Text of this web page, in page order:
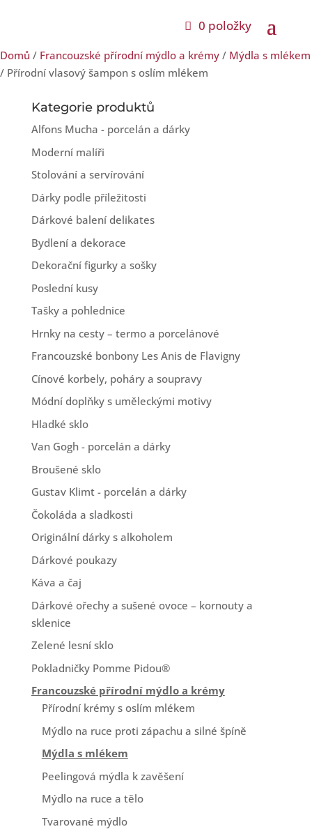
0 položky
Domů / Francouzské přírodní mýdlo a krémy / Mýdla s mlékem
/ Přírodní vlasový šampon s oslím mlékem
Kategorie produktů
Alfons Mucha - porcelán a dárky
Moderní malíři
Stolování a servírování
Dárky podle příležitosti
Dárkové balení delikates
Bydlení a dekorace
Dekorační figurky a sošky
Poslední kusy
Tašky a pohlednice
Hrnky na cesty – termo a porcelánové
Francouzské bonbony Les Anis de Flavigny
Cínové korbely, poháry a soupravy
Módní doplňky s uměleckými motivy
Hladké sklo
Van Gogh - porcelán a dárky
Broušené sklo
Gustav Klimt - porcelán a dárky
Čokoláda a sladkosti
Originální dárky s alkoholem
Dárkové poukazy
Káva a čaj
Dárkové ořechy a sušené ovoce – kornouty a
sklenice
Zelené lesní sklo
Pokladničky Pomme Pidou®
Francouzské přírodní mýdlo a krémy
Přírodní krémy s oslím mlékem
Mýdlo na ruce proti zápachu a silné špíně
Mýdla s mlékem
Peelingová mýdla k zavěšení
Mýdlo na ruce a tělo
Tvarované mýdlo